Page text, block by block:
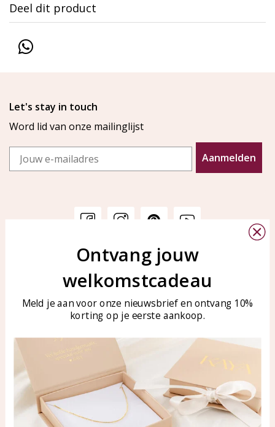
Deel dit product
Let's stay in touch
Word lid van onze mailinglijst
Email
Aanmelden
Veelgestelde vragen
Sieraden onderhouden
KAYA Sieraden
Bellen of WhatsApp Ma-Vr
tussen 09:00-17:00
Tel: 0850003187
WhatsApp: 0850003187
klantenservice@kayasierade
Producten
Alle producten
KAYA Sieraden
Over ons
Ontvang jouw
welkomstcadeau
Meld je aan voor onze nieuwsbrief en ontvang 10%
korting op je eerste aankoop.